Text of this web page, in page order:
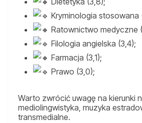
Kryminologia stosowana
Ratownictwo medyczne
Filologia angielska (3,4);
Farmacja (3,1);
Prawo (3,0);
Warto zwrócić uwagę na kierunki
mediolingwistyka, muzyka
transmedialne.